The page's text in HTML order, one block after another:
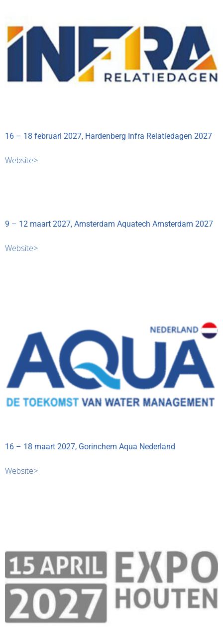
16 – 18 februari 2027, Hardenberg Infra Relatiedagen 2027
Website>
9 – 12 maart 2027, Amsterdam Aquatech Amsterdam 2027
Website>
16 – 18 maart 2027, Gorinchem Aqua Nederland
Website>